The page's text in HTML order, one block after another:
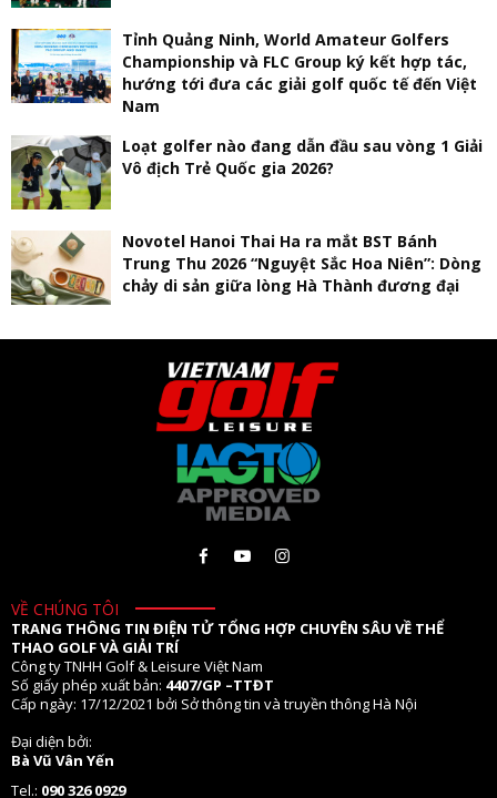
Tỉnh Quảng Ninh, World Amateur Golfers
Championship và FLC Group ký kết hợp tác,
hướng tới đưa các giải golf quốc tế đến Việt
Nam
Loạt golfer nào đang dẫn đầu sau vòng 1 Giải
Vô địch Trẻ Quốc gia 2026?
Novotel Hanoi Thai Ha ra mắt BST Bánh
Trung Thu 2026 “Nguyệt Sắc Hoa Niên”: Dòng
chảy di sản giữa lòng Hà Thành đương đại
VỀ CHÚNG TÔI
TRANG THÔNG TIN ĐIỆN TỬ TỔNG HỢP CHUYÊN SÂU VỀ THỂ
THAO GOLF VÀ GIẢI TRÍ
Công ty TNHH Golf & Leisure Việt Nam
Số giấy phép xuất bản: 4407/GP –TTĐT
Cấp ngày: 17/12/2021 bởi Sở thông tin và truyền thông Hà Nội
Đại diện bởi:
Bà Vũ Vân Yến
Tel.: 090 326 0929